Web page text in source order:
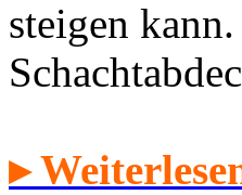
steigen
▸